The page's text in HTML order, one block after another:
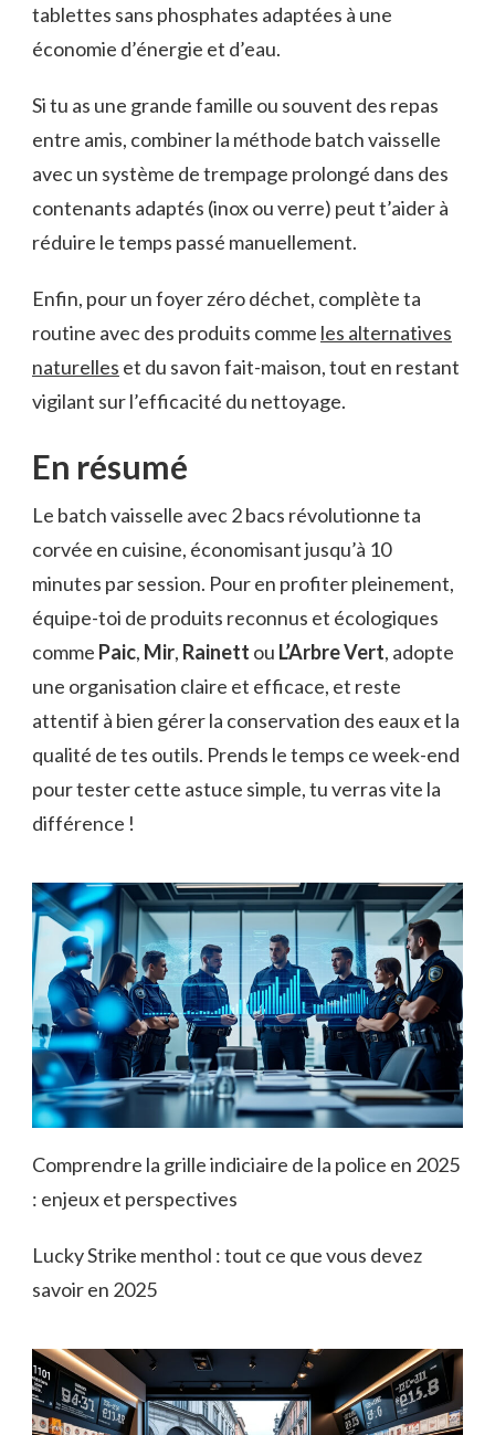
tablettes sans phosphates adaptées à une
économie d’énergie et d’eau.
Si tu as une grande famille ou souvent des repas
entre amis, combiner la méthode batch vaisselle
avec un système de trempage prolongé dans des
contenants adaptés (inox ou verre) peut t’aider à
réduire le temps passé manuellement.
Enfin, pour un foyer zéro déchet, complète ta
routine avec des produits comme les alternatives
naturelles et du savon fait-maison, tout en restant
vigilant sur l’efficacité du nettoyage.
En résumé
Le batch vaisselle avec 2 bacs révolutionne ta
corvée en cuisine, économisant jusqu’à 10
minutes par session. Pour en profiter pleinement,
équipe-toi de produits reconnus et écologiques
comme Paic, Mir, Rainett ou L’Arbre Vert, adopte
une organisation claire et efficace, et reste
attentif à bien gérer la conservation des eaux et la
qualité de tes outils. Prends le temps ce week-end
pour tester cette astuce simple, tu verras vite la
différence !
Comprendre la grille indiciaire de la police en 2025
: enjeux et perspectives
Lucky Strike menthol : tout ce que vous devez
savoir en 2025